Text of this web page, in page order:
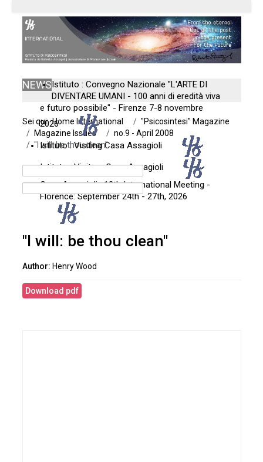
NEWSIstituto : Convegno Nazionale "L'ARTE DI
DIVENTARE UMANI - 100 anni di eredità viva
e futuro possibile" - Firenze 7-8 novembre
2026
Istituto : Visiting Casa Assagioli
Istituto : Visitare Casa Assagioli
Casa Assagioli : 12th International Meeting -
Florence: September 24th - 27th, 2026
Sei qui:Home International
"Psicosintesi" Magazine
Magazine Issues
no.9 - April 2008
"I will: be thou clean"
"I will: be thou clean"
Henry Wood
Download pdf